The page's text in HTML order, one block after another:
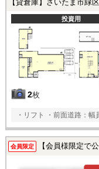
【貸倉庫】さいたま市
投資用
2枚
・リフト ・前面道路：
会員限定 【会員様限定で